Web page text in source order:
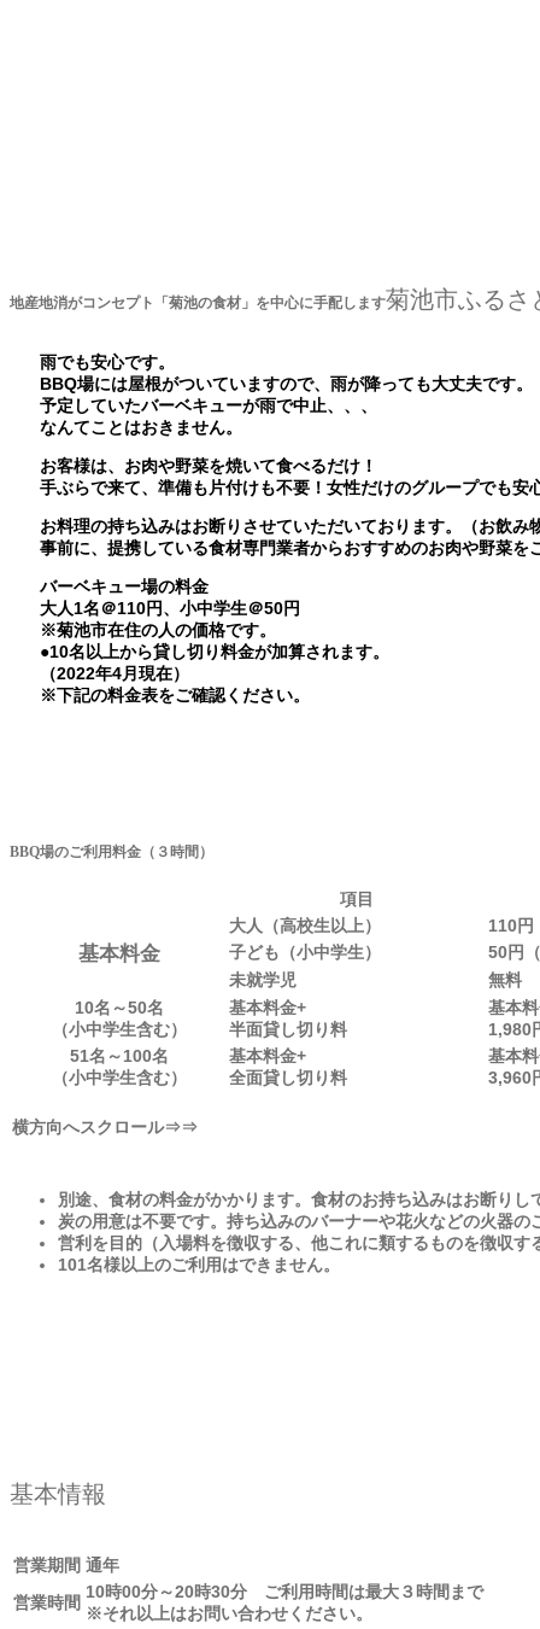
地産地消がコンセプト「菊池の食材」を中心に手配します菊池市ふるさ
雨でも安心です。
BBQ場には屋根がついていますので、雨が降っても大丈夫です。
予定していたバーベキューが雨で中止、、、
なんてことはおきません。
お客様は、お肉や野菜を焼いて食べるだけ！
手ぶらで来て、準備も片付けも不要！女性だけのグループでも
お料理の持ち込みはお断りさせていただいております。（お飲み
事前に、提携している食材専門業者からおすすめのお肉や野菜
バーベキュー場の料金
大人1名＠110円、小中学生＠50円
※菊池市在住の人の価格です。
●10名以上から貸し切り料金が加算されます。
（2022年4月現在）
※下記の料金表をご確認ください。
BBQ場のご利用料金（３時間）
項目
基本料金
大人（高校生以上）
110円
子ども（小中学生）
50円
未就学児
無料
10名～50名
（小中学生含む）
基本料金+
半面貸し切り料
基本
1,980
51名～100名
（小中学生含む）
基本料金+
全面貸し切り料
基本
3,960
別途、食材の料金がかかります。食材のお持ち込みはお断りし
炭の用意は不要です。持ち込みのバーナーや花火などの火器の
営利を目的（入場料を徴収する、他これに類するものを徴収
101名様以上のご利用はできません。
基本情報
営業期間 通年
営業時間
10時00分～20時30分 ご利用時間は最大３時間まで
※それ以上はお問い合わせください。